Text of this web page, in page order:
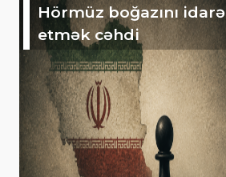
Hörmüz boğazını idarə
etmək cəhdi